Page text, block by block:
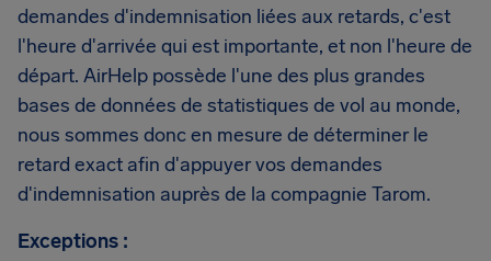
demandes d'indemnisation liées aux retards, c'est
l'heure d'arrivée qui est importante, et non l'heure de
départ. AirHelp possède l'une des plus grandes
bases de données de statistiques de vol au monde,
nous sommes donc en mesure de déterminer le
retard exact afin d'appuyer vos demandes
d'indemnisation auprès de la compagnie Tarom.
Exceptions :